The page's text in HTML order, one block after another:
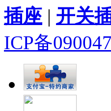
插座 | 开关
ICP备